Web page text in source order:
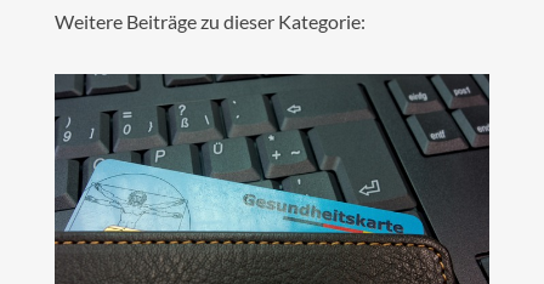
Weitere Beiträge zu dieser Kategorie: